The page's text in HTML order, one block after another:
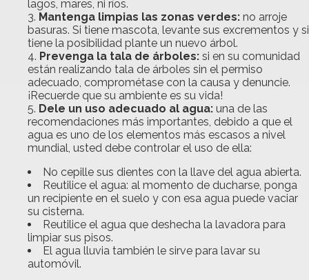
lagos, mares, ni ríos.
Mantenga limpias las zonas verdes: no arroje
basuras. Si tiene mascota, levante sus excrementos y si
tiene la posibilidad plante un nuevo árbol.
Prevenga la tala de árboles: si en su comunidad
están realizando tala de árboles sin el permiso
adecuado, comprométase con la causa y denuncie.
¡Recuerde que su ambiente es su vida!
Dele un uso adecuado al agua: una de las
recomendaciones más importantes, debido a que el
agua es uno de los elementos más escasos a nivel
mundial, usted debe controlar el uso de ella:
No cepille sus dientes con la llave del agua abierta.
Reutilice el agua: al momento de ducharse, ponga
un recipiente en el suelo y con esa agua puede vaciar
su cisterna.
Reutilice el agua que deshecha la lavadora para
limpiar sus pisos.
El agua lluvia también le sirve para lavar su
automóvil.